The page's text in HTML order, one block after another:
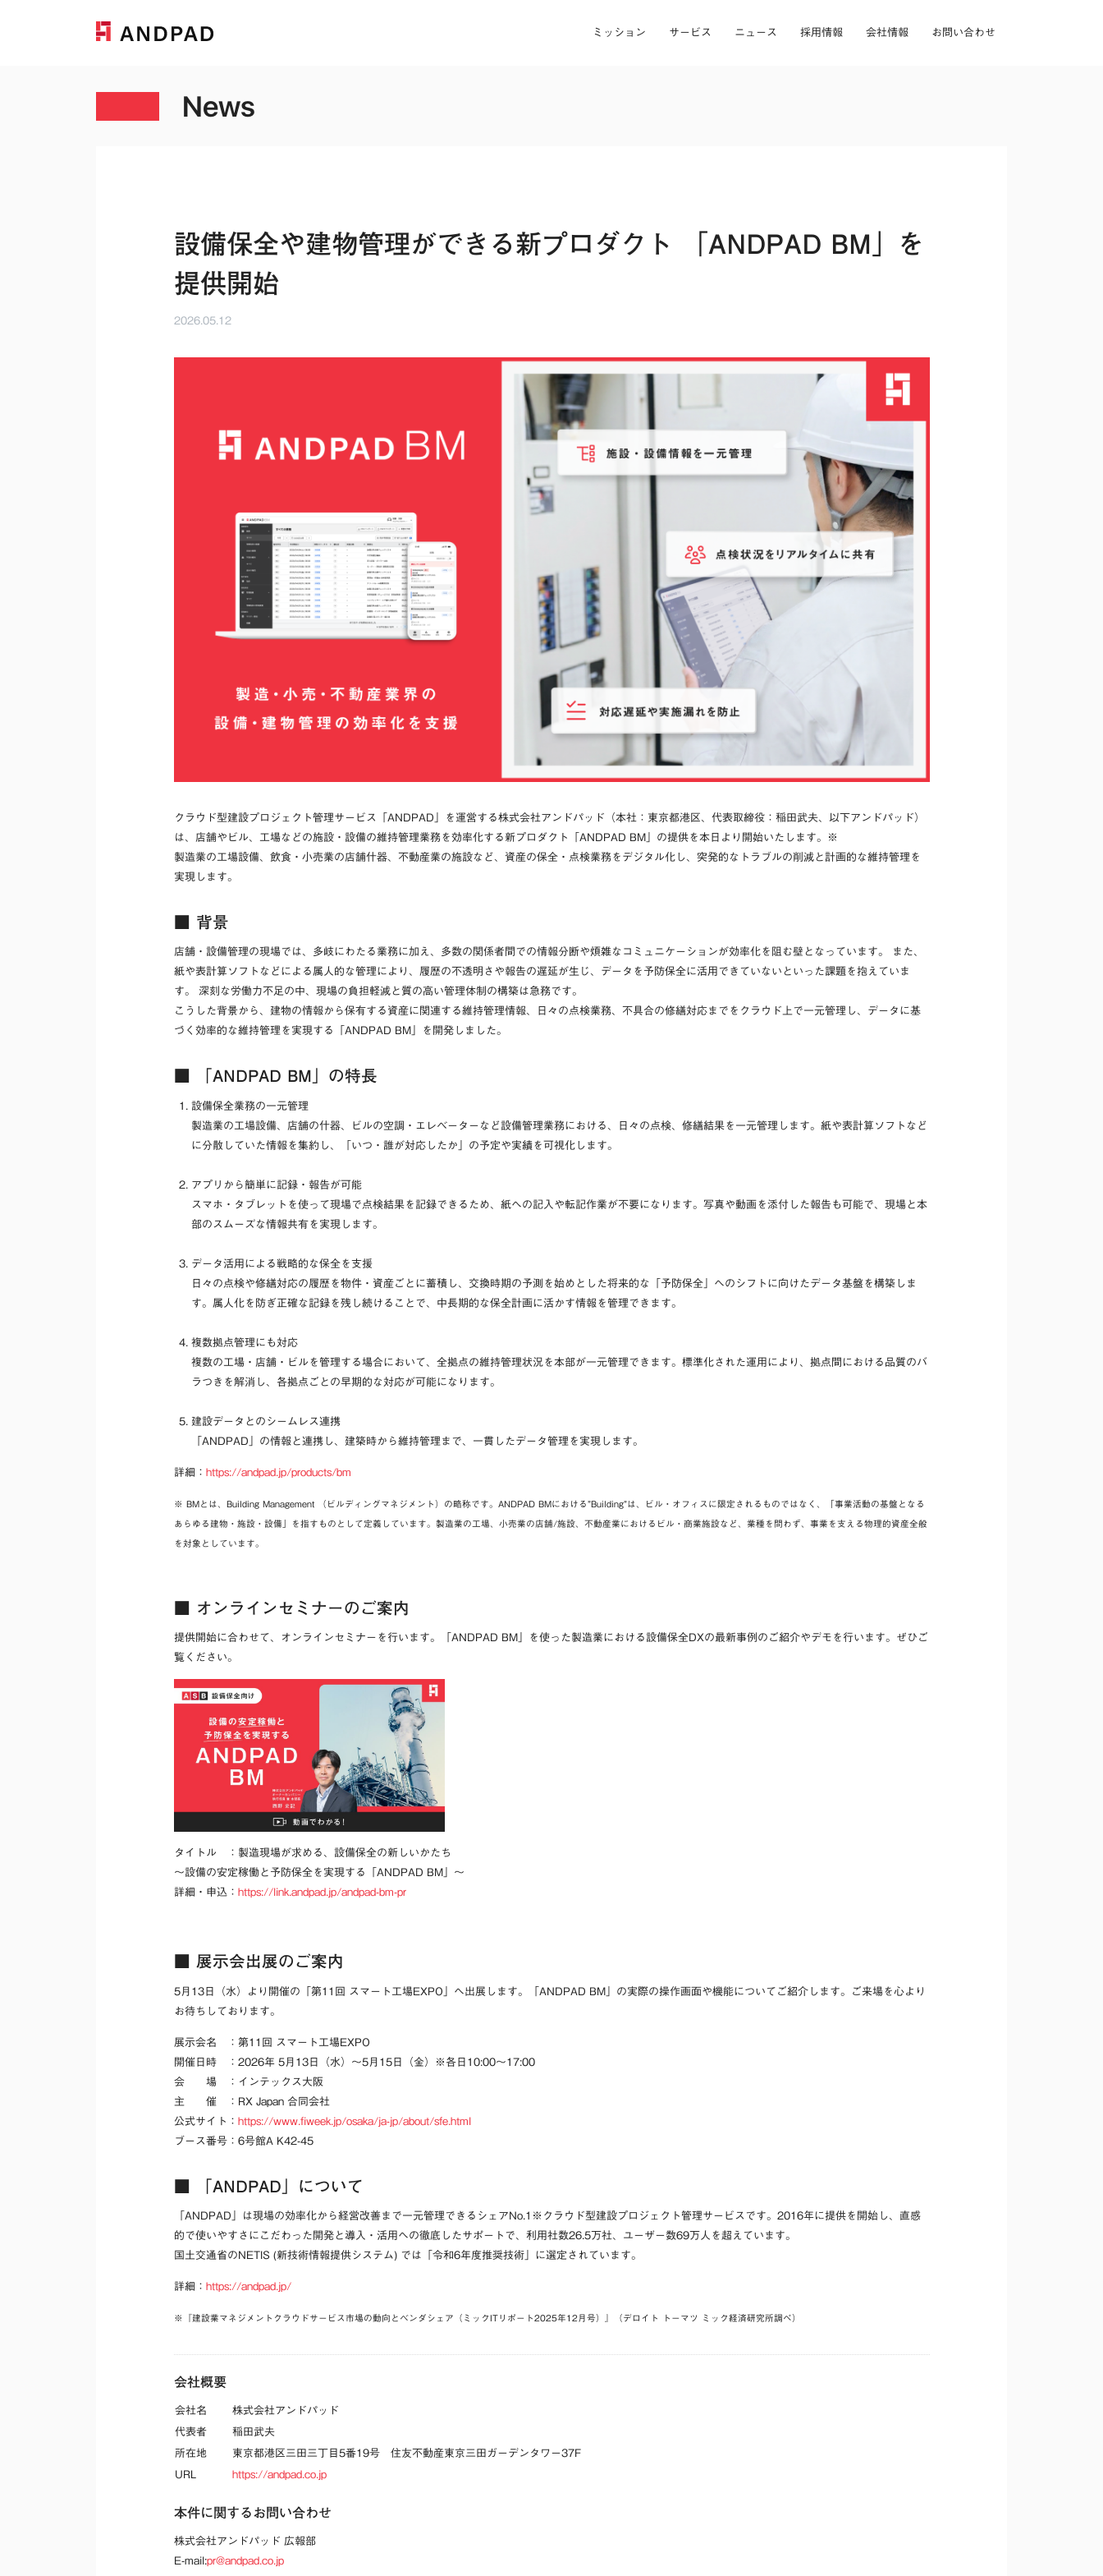
ミッション サービス ニュース 採用情報 会社情報 お問い合わせ
News
設備保全や建物管理ができる新プロダクト 「ANDPAD BM」を
提供開始
2026.05.12
クラウド型建設プロジェクト管理サービス「ANDPAD」を運営する株式会社アンドパッド（本社：東京都港区、代表取締役：稲田武夫、以下アンドパッド）
は、店舗やビル、工場などの施設・設備の維持管理業務を効率化する新プロダクト「ANDPAD BM」の提供を本日より開始いたします。※
製造業の工場設備、飲食・小売業の店舗什器、不動産業の施設など、資産の保全・点検業務をデジタル化し、突発的なトラブルの削減と計画的な維持管理を
実現します。
■ 背景
店舗・設備管理の現場では、多岐にわたる業務に加え、多数の関係者間での情報分断や煩雑なコミュニケーションが効率化を阻む壁となっています。 また、
紙や表計算ソフトなどによる属人的な管理により、履歴の不透明さや報告の遅延が生じ、データを予防保全に活用できていないといった課題を抱えていま
す。 深刻な労働力不足の中、現場の負担軽減と質の高い管理体制の構築は急務です。
こうした背景から、建物の情報から保有する資産に関連する維持管理情報、日々の点検業務、不具合の修繕対応までをクラウド上で一元管理し、データに基
づく効率的な維持管理を実現する「ANDPAD BM」を開発しました。
■ 「ANDPAD BM」の特長
設備保全業務の一元管理
製造業の工場設備、店舗の什器、ビルの空調・エレベーターなど設備管理業務における、日々の点検、修繕結果を一元管理します。紙や表計算ソフトなど
に分散していた情報を集約し、「いつ・誰が対応したか」の予定や実績を可視化します。
アプリから簡単に記録・報告が可能
スマホ・タブレットを使って現場で点検結果を記録できるため、紙への記入や転記作業が不要になります。写真や動画を添付した報告も可能で、現場と本
部のスムーズな情報共有を実現します。
データ活用による戦略的な保全を支援
日々の点検や修繕対応の履歴を物件・資産ごとに蓄積し、交換時期の予測を始めとした将来的な「予防保全」へのシフトに向けたデータ基盤を構築しま
す。属人化を防ぎ正確な記録を残し続けることで、中長期的な保全計画に活かす情報を管理できます。
複数拠点管理にも対応
複数の工場・店舗・ビルを管理する場合において、全拠点の維持管理状況を本部が一元管理できます。標準化された運用により、拠点間における品質のバ
ラつきを解消し、各拠点ごとの早期的な対応が可能になります。
建設データとのシームレス連携
「ANDPAD」の情報と連携し、建築時から維持管理まで、一貫したデータ管理を実現します。
詳細： https://andpad.jp/products/bm
※ BMとは、Building Management （ビルディングマネジメント）の略称です。ANDPAD BMにおける”Building”は、ビル・オフィスに限定されるものではなく、「事業活動の基盤となる
あらゆる建物・施設・設備」を指すものとして定義しています。製造業の工場、小売業の店舗/施設、不動産業におけるビル・商業施設など、業種を問わず、事業を支える物理的資産全般
を対象としています。
■ オンラインセミナーのご案内
提供開始に合わせて、オンラインセミナーを行います。「ANDPAD BM」を使った製造業における設備保全DXの最新事例のご紹介やデモを行います。ぜひご
覧ください。
タイトル ：製造現場が求める、設備保全の新しいかたち
〜設備の安定稼働と予防保全を実現する「ANDPAD BM」〜
詳細・申込： https://link.andpad.jp/andpad-bm-pr
■ 展示会出展のご案内
5月13日（水）より開催の「第11回 スマート工場EXPO」へ出展します。「ANDPAD BM」の実際の操作画面や機能についてご紹介します。ご来場を心より
お待ちしております。
展示会名 ：第11回 スマート工場EXPO
開催日時 ：2026年 5月13日（水）～5月15日（金）※各日10:00〜17:00
会 場 ：インテックス大阪
主 催 ：RX Japan 合同会社
公式サイト： https://www.fiweek.jp/osaka/ja-jp/about/sfe.html
ブース番号：6号館A K42-45
■ 「ANDPAD」について
「ANDPAD」は現場の効率化から経営改善まで一元管理できるシェアNo.1※クラウド型建設プロジェクト管理サービスです。2016年に提供を開始し、直感
的で使いやすさにこだわった開発と導入・活用への徹底したサポートで、利用社数26.5万社、ユーザー数69万人を超えています。
国土交通省のNETIS (新技術情報提供システム) では「令和6年度推奨技術」に選定されています。
詳細： https://andpad.jp/
※『建設業マネジメントクラウドサービス市場の動向とベンダシェア（ミックITリポート2025年12月号）』（デロイト トーマツ ミック経済研究所調べ）
会社概要
会社名
株式会社アンドパッド
代表者
稲田武夫
所在地
東京都港区三田三丁目5番19号 住友不動産東京三田ガーデンタワー37F
URL
https://andpad.co.jp
本件に関するお問い合わせ
株式会社アンドパッド 広報部
E-mail:pr@andpad.co.jp